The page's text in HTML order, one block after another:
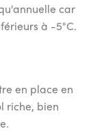
car
à -5°C.
en place en
riche, bien